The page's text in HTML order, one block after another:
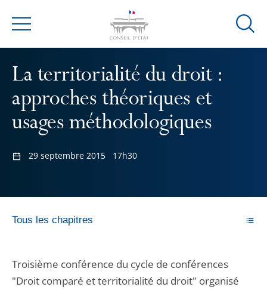
Menu
Ouvrir
La territorialité du droit :
approches théoriques et
usages méthodologiques
29 septembre 2015 17h30
Tous les chapitres
Troisième conférence du cycle de conférences
"Droit comparé et territorialité du droit" organisé